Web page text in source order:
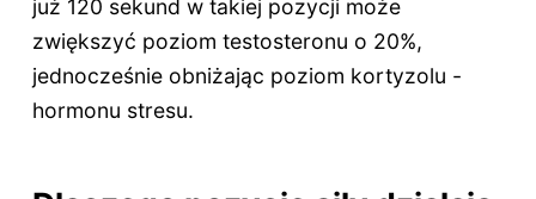
już 120 sekund w takiej pozycji może
zwiększyć poziom testosteronu o 20%,
jednocześnie obniżając poziom kortyzolu -
hormonu stresu.